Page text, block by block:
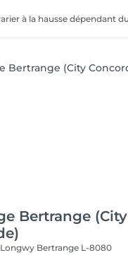
Bertrange (City
Bertrange L-8080